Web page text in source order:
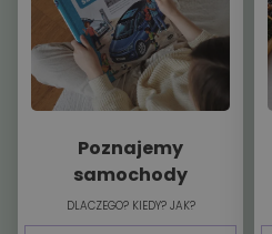
Poznajemy
samochody
DLACZEGO? KIEDY? JAK?